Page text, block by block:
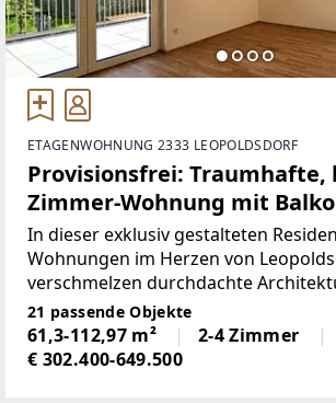
ETAGENWOHNUNG 2333 LEOPOLDSDORF
Provisionsfrei: Traumhafte,
Zimmer-Wohnung mit
charmanter Anlage
In dieser exklusiv gestalteten
Wohnungen im Herzen von
verschmelzen durchdachte
Materialien und großzügige
einem einzigartigen
Konzeptionierung der Einheiten
21 passende Objekte
61,3-112,97 m²
2-4 Zimmer
€ 302.400-649.500